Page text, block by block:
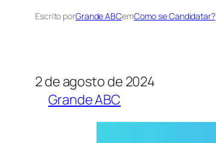
Escrito porGrande ABCemComo se Candidatar?
2 de agosto de 2024
Grande ABC